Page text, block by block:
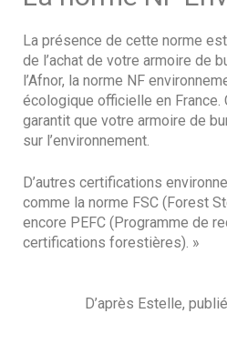
La présence de cette norme
de l’achat de votre armoire de
l’Afnor, la norme NF
écologique officielle en France.
garantit que votre armoire de
sur l’environnement.
D’autres certifications
comme la norme FSC (Forest
encore PEFC (Programme de
certifications forestières). »
D’après Estelle,